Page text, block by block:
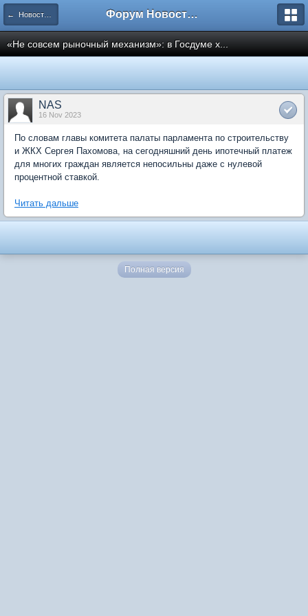
← Новости рынка недвижимости Форум Новостройки
«Не совсем рыночный механизм»: в Госдуме х...
NAS
16 Nov 2023
По словам главы комитета палаты парламента по строительству
и ЖКХ Сергея Пахомова, на сегодняшний день ипотечный платеж
для многих граждан является непосильны даже с нулевой
процентной ставкой.
Читать дальше
Полная версия